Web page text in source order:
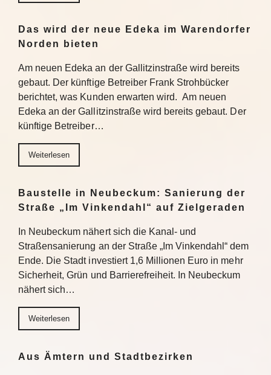
Das wird der neue Edeka im Warendorfer
Norden bieten
Am neuen Edeka an der Gallitzinstraße wird bereits
gebaut. Der künftige Betreiber Frank Strohbücker
berichtet, was Kunden erwarten wird. Am neuen
Edeka an der Gallitzinstraße wird bereits gebaut. Der
künftige Betreiber…
Weiterlesen
Baustelle in Neubeckum: Sanierung der
Straße „Im Vinkendahl“ auf Zielgeraden
In Neubeckum nähert sich die Kanal- und
Straßensanierung an der Straße „Im Vinkendahl“ dem
Ende. Die Stadt investiert 1,6 Millionen Euro in mehr
Sicherheit, Grün und Barrierefreiheit. In Neubeckum
nähert sich…
Weiterlesen
Aus Ämtern und Stadtbezirken